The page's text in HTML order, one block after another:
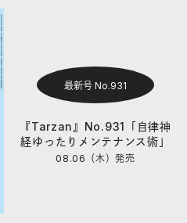
最新号 No.931
『Tarzan』No.931「自律神
経ゆったりメンテナンス術」
08.06（木）発売